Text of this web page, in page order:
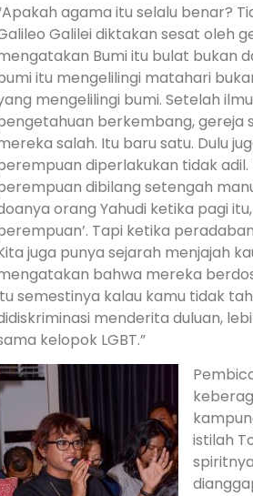
agama itu selalu benar?
Galilei diktakan sesat oleh
Bumi itu bulat bukan
itu mengelilingi matahari
mengelilingi bumi. Setelah ilmu
berkembang, gereja
salah. Itu baru satu. Dulu
diperlakukan tidak adil.
dibilang setengah
orang Yahudi ketika pagi
Tapi ketika
juga punya sejarah menjajah
bahwa mereka
semestinya kalau kamu tidak
menderita duluan,
kelopok LGBT.”
istilah